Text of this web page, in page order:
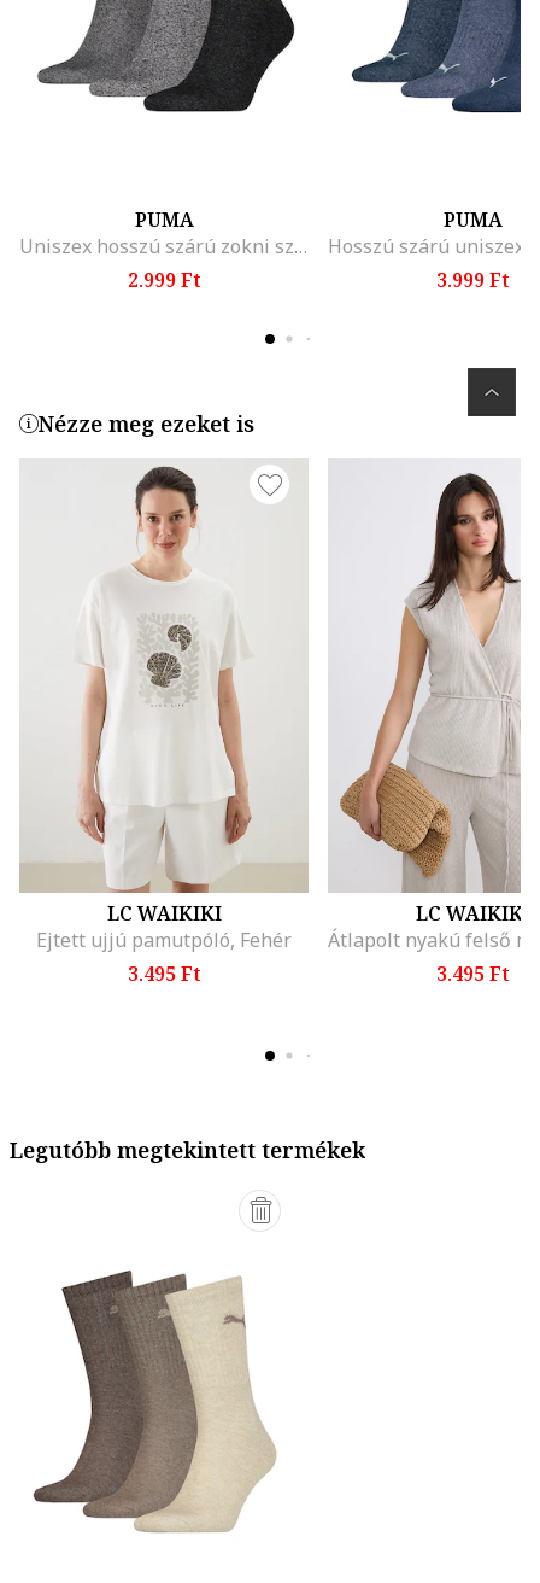
PUMA
Uniszex hosszú szárú zokni szett - 3 pár
2.999 Ft
PUMA
3.999 Ft
Nézze meg ezeket is
LC WAIKIKI
Ejtett ujjú pamutpóló, Fehér
3.495 Ft
LC WAIKIKI
3.495 Ft
Legutóbb megtekintett termékek